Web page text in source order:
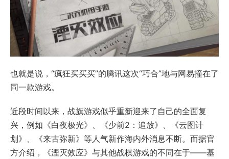
也就是说，“疯狂买买买”的腾讯这次“巧合”地与网易撞在了
同一款游戏。
近段时间以来，战旗游戏似乎重新迎来了自己的全面复
兴，例如《白夜极光》、《少前2：追放》、《云图计
划》、《来古弥新》等人气新作海内外消息不断。而据官
方介绍，《湮灭效应》与其他战棋游戏的不同在于——基